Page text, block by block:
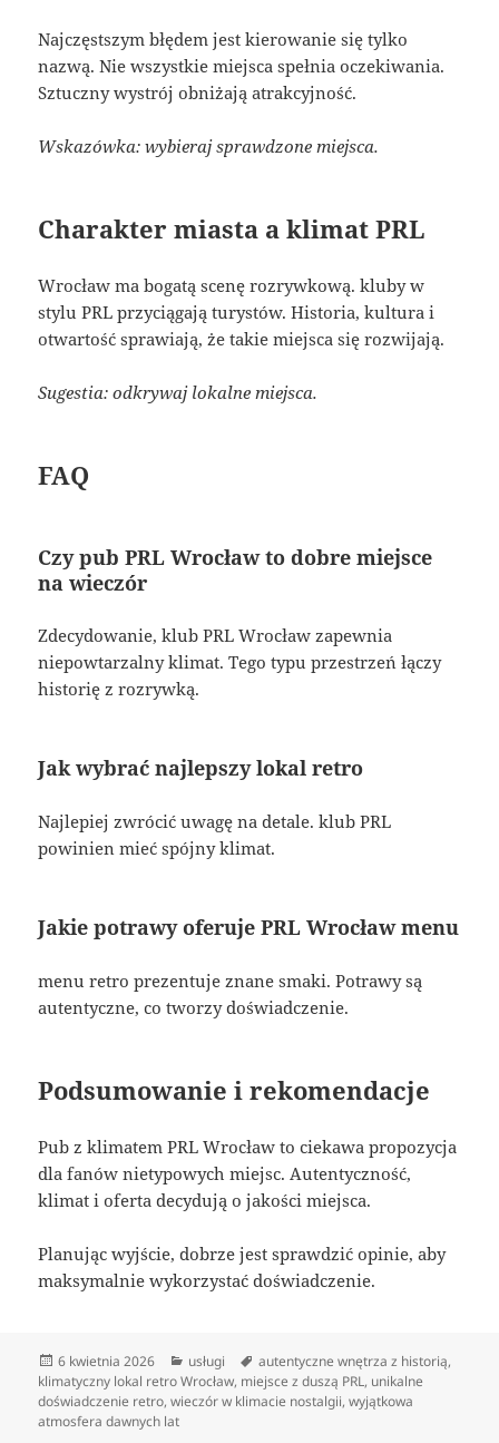
Najczęstszym błędem jest kierowanie się tylko
nazwą. Nie wszystkie miejsca spełnia oczekiwania.
Sztuczny wystrój obniżają atrakcyjność.
Wskazówka: wybieraj sprawdzone miejsca.
Charakter miasta a klimat PRL
Wrocław ma bogatą scenę rozrywkową. kluby w
stylu PRL przyciągają turystów. Historia, kultura i
otwartość sprawiają, że takie miejsca się rozwijają.
Sugestia: odkrywaj lokalne miejsca.
FAQ
Czy pub PRL Wrocław to dobre miejsce
na wieczór
Zdecydowanie, klub PRL Wrocław zapewnia
niepowtarzalny klimat. Tego typu przestrzeń łączy
historię z rozrywką.
Jak wybrać najlepszy lokal retro
Najlepiej zwrócić uwagę na detale. klub PRL
powinien mieć spójny klimat.
Jakie potrawy oferuje PRL Wrocław menu
menu retro prezentuje znane smaki. Potrawy są
autentyczne, co tworzy doświadczenie.
Podsumowanie i rekomendacje
Pub z klimatem PRL Wrocław to ciekawa propozycja
dla fanów nietypowych miejsc. Autentyczność,
klimat i oferta decydują o jakości miejsca.
Planując wyjście, dobrze jest sprawdzić opinie, aby
maksymalnie wykorzystać doświadczenie.
Data
publikacji
6 kwietnia 2026 Kategorie
usługi Tagi
autentyczne wnętrza z historią,
klimatyczny lokal retro Wrocław, miejsce z duszą PRL, unikalne
doświadczenie retro,wieczór w klimacie nostalgii,wyjątkowa
atmosfera dawnych lat